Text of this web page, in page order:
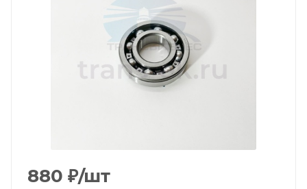
880 ₽/шт